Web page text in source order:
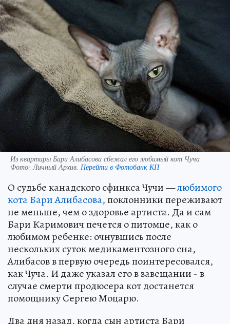
Из квартиры Бари Алибасова сбежал его любимый кот Чуча
Фото:Личный Архив. Перейти в Фотобанк КП
О судьбе канадского сфинкса Чучи —любимого
кота Бари Алибасова, поклонники переживают
не меньше, чем о здоровье артиста. Да и сам
Бари Каримович печется о питомце, как о
любимом ребенке: очнувшись после
нескольких суток медикаментозного сна,
Алибасов в первую очередь поинтересовался,
как Чуча. И даже указал его в завещании - в
случае смерти продюсера кот достанется
помощнику Сергею Моцарю.
Два дня назад, когда сын артиста Бари